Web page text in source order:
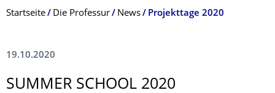
Breadcrumb-Menü
Startseite Die Professur News Projekttage 2020
19.10.2020
SUMMER SCHOOL 2020